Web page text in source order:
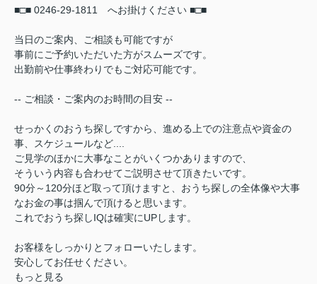
■□■ 0246-29-1811 へお掛けください ■□■
当日のご案内、ご相談も可能ですが
事前にご予約いただいた方がスムーズです。
出勤前や仕事終わりでもご対応可能です。
-- ご相談・ご案内のお時間の目安 --
せっかくのおうち探しですから、進める上での注意点や資金の
事、スケジュールなど....
ご見学のほかに大事なことがいくつかありますので、
そういう内容も合わせてご説明させて頂きたいです。
90分～120分ほど取って頂けますと、おうち探しの全体像や大事
なお金の事は掴んで頂けると思います。
これでおうち探しIQは確実にUPします。
お客様をしっかりとフォローいたします。
安心してお任せください。
もっと見る